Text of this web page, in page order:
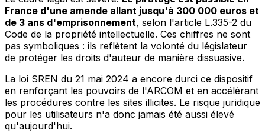
France d'une amende allant jusqu'à 300 000 euros et
de 3 ans d'emprisonnement, selon l'article L.335-2 du
Code de la propriété intellectuelle. Ces chiffres ne sont
pas symboliques : ils reflètent la volonté du législateur
de protéger les droits d'auteur de manière dissuasive.
La loi SREN du 21 mai 2024 a encore durci ce dispositif
en renforçant les pouvoirs de l'ARCOM et en accélérant
les procédures contre les sites illicites. Le risque juridique
pour les utilisateurs n'a donc jamais été aussi élevé
qu'aujourd'hui.